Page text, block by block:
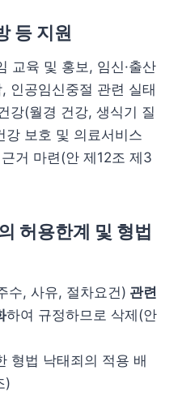
등 지원
교육 및 홍보, 임신·출산
인공임신중절 관련 실태
강(월경 건강, 생식기 질
강 보호 및 의료서비스
거 마련(안 제12조 제3
허용한계 및 형법
수, 사유, 절차요건) 관련
하여 규정하므로 삭제(안
형법 낙태죄의 적용 배
)